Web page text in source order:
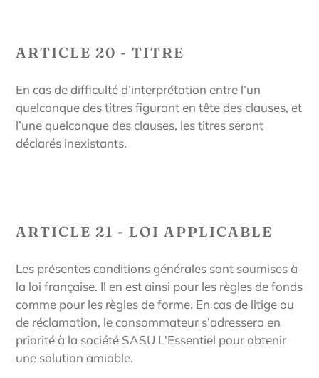
ARTICLE 20 - TITRE
En cas de difficulté d’interprétation entre l’un
quelconque des titres figurant en tête des clauses, et
l’une quelconque des clauses, les titres seront
déclarés inexistants.
ARTICLE 21 - LOI APPLICABLE
Les présentes conditions générales sont soumises à
la loi française. Il en est ainsi pour les règles de fonds
comme pour les règles de forme. En cas de litige ou
de réclamation, le consommateur s’adressera en
priorité à la société SASU L'Essentiel pour obtenir
une solution amiable.